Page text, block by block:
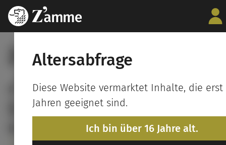
2025 Pfalz Weißwein
„Sommer-Cuvée“
feinherb
Deutscher Qualitätswein
Altersabfrage
Diese Website vermarktet Inhalte, die erst
Jahren geeignet sind.
Ich bin über 16 Jahre alt.